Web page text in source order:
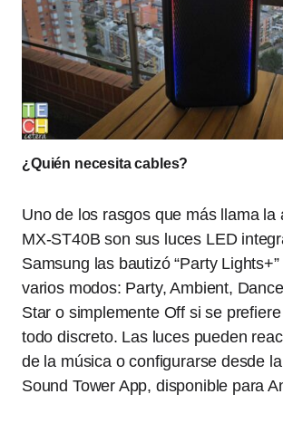
¿Quién necesita cables?
Uno de los rasgos que más llama la
MX-ST40B son sus luces LED
Samsung las bautizó “Party
varios modos: Party, Ambient,
Star o simplemente Off si se
todo discreto. Las luces pueden
de la música o configurarse desde
Sound Tower App, disponible para